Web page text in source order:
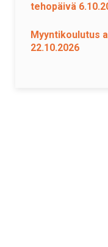
tehopäivä
Myyntikoulutus
22.10.2026